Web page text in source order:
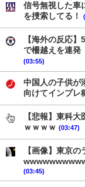
信号無視した車
を捜索してる！
【海外の反応
で柵越えを連発
(03:55)
中国人の子供が
向けてインプレ
【悲報】東科
ｗｗｗｗ (03:47)
【画像】東京
(03:45)